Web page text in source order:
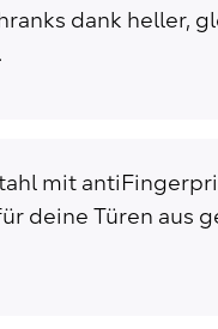
dank heller,
mit
deine Türen aus